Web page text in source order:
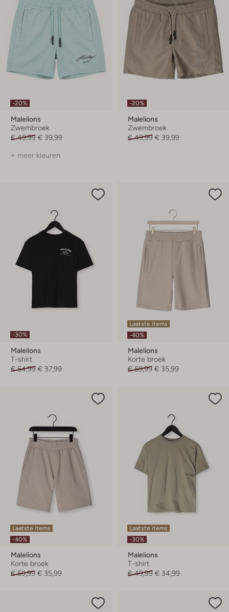
-20%
Malelions
Zwembroek
€ 49,99 € 39,99
+ meer kleuren
-20%
Malelions
Zwembroek
€ 49,99 € 39,99
-30%
Malelions
T-shirt
€ 54,99 € 37,99
Laatste items
-40%
Malelions
Korte broek
€ 59,99 € 35,99
Laatste items
-40%
Malelions
Korte broek
€ 59,99 € 35,99
Laatste items
-30%
Malelions
T-shirt
€ 49,99 € 34,99